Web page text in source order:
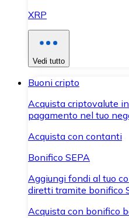
XRP
Vedi tutto
Buoni cripto
Acquista criptovalute
pagamento nel tuo
Acquista con contanti
Bonifico SEPA
Aggiungi fondi al tuo
diretti tramite bonifico
Acquista con bonifico